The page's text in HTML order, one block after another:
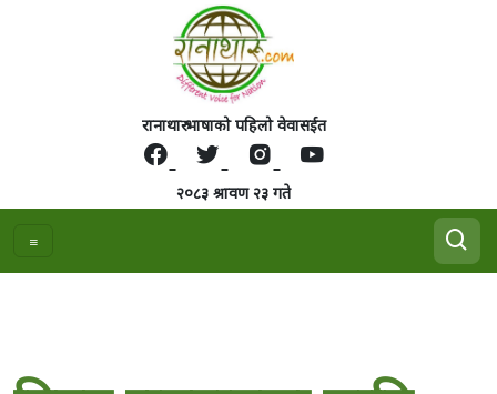
रानाथारु भाषाको पहिलो वेवासईत
२०८३ श्रावण २३ गते